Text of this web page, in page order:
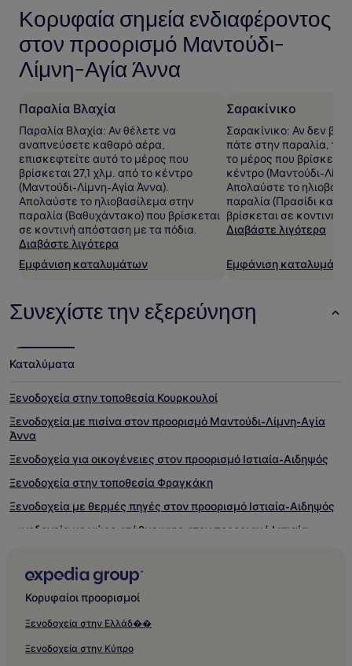
τιμές
και
διαθεσιμότητα
υπόκεινται
αλλαγές.
Ενδέχεται
να
ισχύουν
επιπρόσθετοι
όροι.
Κορυφαία σημεία ενδιαφέροντος
στον προορισμό Μαντούδι-
Λίμνη-Αγία Άννα
Παραλία Βλαχία
Παραλία Βλαχία: Αν θέλετε να
αναπνεύσετε καθαρό αέρα,
επισκεφτείτε αυτό το μέρος που
βρίσκεται 27,1 χλμ. από το κέντρο
(Μαντούδι-Λίμνη-Αγία Άννα).
Απολαύστε το ηλιοβασίλεμα στην
παραλία (Βαθυχάντακο) που βρίσκεται
σε κοντινή απόσταση με τα πόδια.
Διαβάστε λιγότερα
Εμφάνιση καταλυμάτων
Σαρακίνικο
Σαρακίνικο: Αν δεν
πάτε στην παραλία,
το μέρος που
κέντρο (Μαντούδι-
Απολαύστε το
παραλία (Πρασίδι και
βρίσκεται σε κοντινή
Διαβάστε λιγότερα
Εμφάνιση
Συνεχίστε την εξερεύνηση
Καταλύματα
Ξενοδοχεία στην τοποθεσία Κουρκουλοί
Ξενοδοχεία με πισίνα στον προορισμό Μαντούδι-Λίμνη-Αγία
Άννα
Ξενοδοχεία για οικογένειες στον προορισμό Ιστιαία-Αιδηψός
Ξενοδοχεία στην τοποθεσία Φραγκάκη
Ξενοδοχεία με θερμές πηγές στον προορισμό Ιστιαία-Αιδηψός
Ξενοδοχεία με χώρο στάθμευσης στον προορισμό Ιστιαία-
Ξενοδοχεία κοντά στον προορισμό Δαφνοπόταμος
Ξενοδοχεία με πισίνα στον προορισμό Ιστιαία-Αιδηψός
Κορυφαίοι προορισμοί
Ξενοδοχεία στην Ελλάδ��
Ξενοδοχεία στην Κύπρο